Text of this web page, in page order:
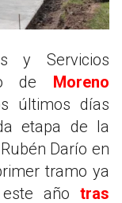
de Moreno
últimos días
etapa de la
Darío en
tramo ya
año tras